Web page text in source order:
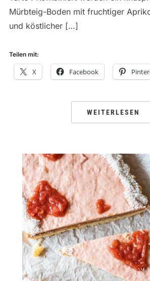
Mürbteig-Boden mit fruchtiger
und köstlicher […]
Teilen mit:
X Facebook
WEITERLESEN